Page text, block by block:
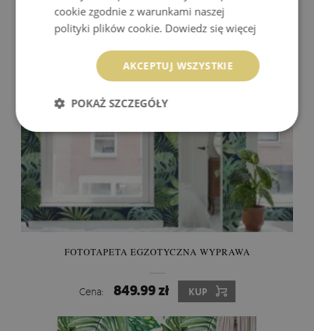
Cena: 849.99 zł KUP
FOTOTAPETA EGZOTYCZNA WYPRAWA
Cena: 849.99 zł KUP
cookie zgodnie z warunkami naszej
polityki plików cookie. Dowiedz się więcej
AKCEPTUJ WSZYSTKIE
POKAŻ SZCZEGÓŁY